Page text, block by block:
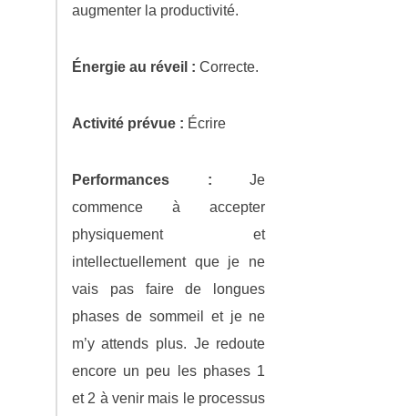
augmenter la productivité.
Énergie au réveil : Correcte.
Activité prévue : Écrire
Performances : Je
commence à accepter
physiquement et
intellectuellement que je ne
vais pas faire de longues
phases de sommeil et je ne
m’y attends plus. Je redoute
encore un peu les phases 1
et 2 à venir mais le processus